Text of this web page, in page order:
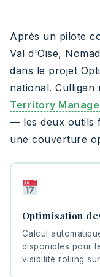
Après un pilote
Val d'Oise,
dans le projet
national. Culligan
Territory
— les deux outils
une couverture
Optimisation
Calcul
disponibles pour
visibilité rolling